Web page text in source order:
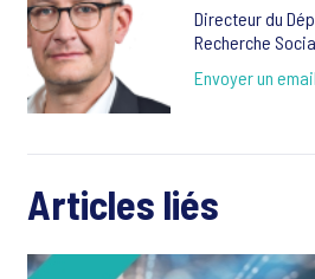
Directeur du
Recherche
Envoyer un email
Articles liés